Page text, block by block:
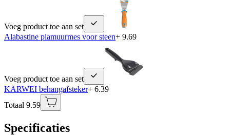
Voeg product toe aan set
Alabastine plamuurmes voor steen+ 9.69
Voeg product toe aan set
KARWEI behangafsteker+ 6.39
Totaal 9.59
Specificaties